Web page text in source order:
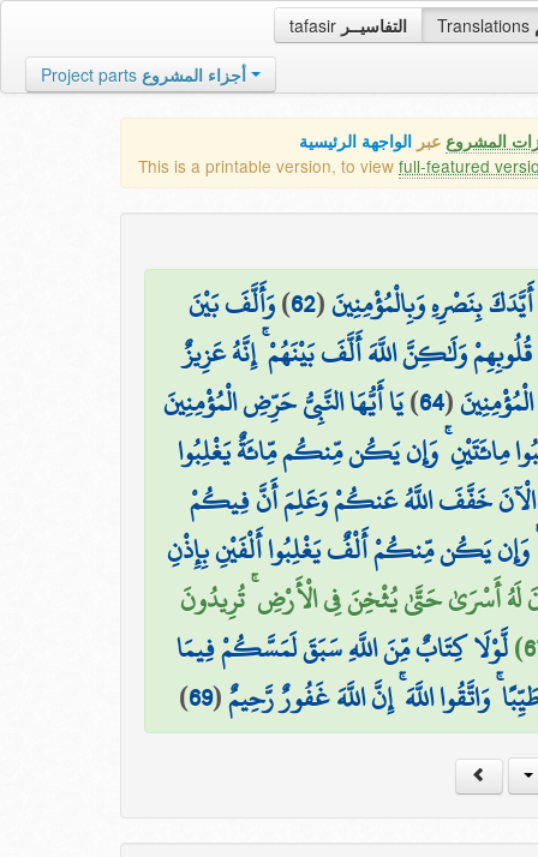
tafasir التفاسيــر Translations
Project parts أجزاء المشروع
المشروع عبر الواجهة الرئيسية
This is a printable version, to view full-featured
بِنَصْرِهِ وَبِالْمُؤْمِنِينَ(
62
)وَأَلَّفَ بَيْنَ
وَلَٰكِنَّ اللَّهَ أَلَّفَ بَيْنَهُمْ ۚ إِنَّهُ عَزِيزٌ
(
64
)يَا أَيُّهَا النَّبِيُّ حَرِّضِ الْمُؤْمِنِينَ
مِائَتَيْنِ ۚ وَإِن يَكُن مِّنكُم مِّائَةٌ يَغْلِبُوا
الْآنَ خَفَّفَ اللَّهُ عَنكُمْ وَعَلِمَ أَنَّ فِيكُمْ
يَكُن مِّنكُمْ أَلْفٌ يَغْلِبُوا أَلْفَيْنِ بِإِذْنِ
لَهُ أَسْرَىٰ حَتَّىٰ يُثْخِنَ فِي الْأَرْضِ ۚ تُرِيدُونَ
لَّوْلَا كِتَابٌ مِّنَ اللَّهِ سَبَقَ لَمَسَّكُمْ فِيمَا
وَاتَّقُوا اللَّهَ ۚ إِنَّ اللَّهَ غَفُورٌ رَّحِيمٌ(
69
)